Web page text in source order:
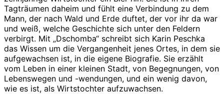
Tagträumen daheim und fühlt eine Verbindung zu dem
Mann, der nach Wald und Erde duftet, der vor ihr da war
und weiß, welche Geschichte sich unter den Feldern
verbirgt. Mit „Dschomba“ schreibt sich Karin Peschka
das Wissen um die Vergangenheit jenes Ortes, in dem sie
aufgewachsen ist, in die eigene Biografie. Sie erzählt
vom Leben in einer kleinen Stadt, von Begegnungen, von
Lebenswegen und -wendungen, und ein wenig davon,
wie es ist, als Wirtstochter aufzuwachsen.